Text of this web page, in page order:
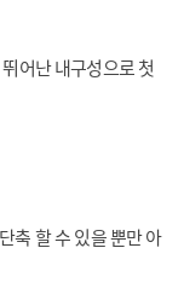
어난 내구성으로 첫
축 할 수 있을 뿐만 아